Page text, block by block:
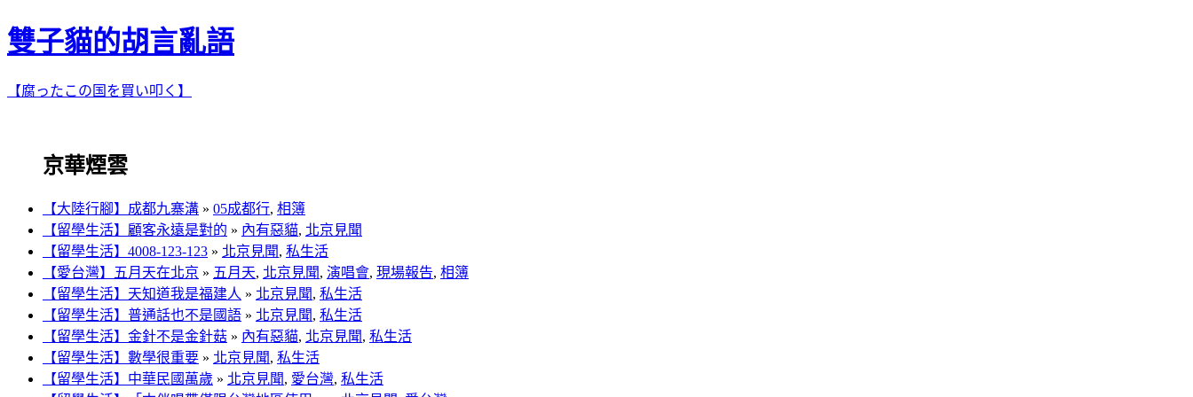
雙子貓的胡言亂語
【腐ったこの国を買い叩く】
京華煙雲
【大陸行腳】成都九寨溝 » 05成都行, 相簿
【留學生活】顧客永遠是對的 » 內有惡貓, 北京見聞
【留學生活】4008-123-123 » 北京見聞, 私生活
【愛台灣】五月天在北京 » 五月天, 北京見聞, 演唱會, 現場報告, 相簿
【留學生活】天知道我是福建人 » 北京見聞, 私生活
【留學生活】普通話也不是國語 » 北京見聞, 私生活
【留學生活】金針不是金針菇 » 內有惡貓, 北京見聞, 私生活
【留學生活】數學很重要 » 北京見聞, 私生活
【留學生活】中華民國萬歲 » 北京見聞, 愛台灣, 私生活